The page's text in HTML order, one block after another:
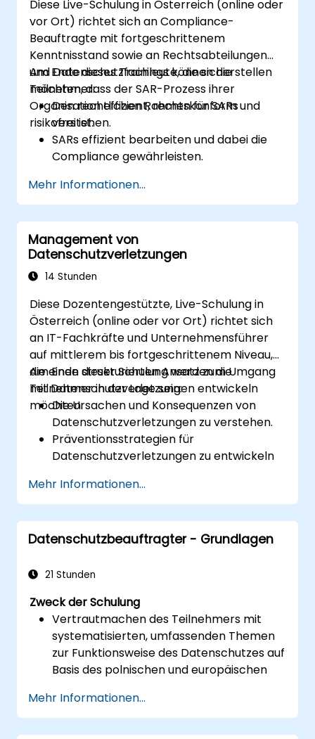
Diese Live-Schulung in Österreich (online oder
vor Ort) richtet sich an Compliance-
Beauftragte mit fortgeschrittenem
Kenntnisstand sowie an Rechtsabteilungen
und Datenschutzfachleute, die sicherstellen
möchten, dass der SAR-Prozess ihrer
Organisation effizient, rechtskonform und
risikofrei ist.
Am Ende dieses Trainings können die
Teilnehmer:
Den rechtlichen Rahmen für SARs
verstehen.
SARs effizient bearbeiten und dabei die
Compliance gewährleisten.
den Datenschutzgesetzen identifizieren.
Komplexe SAR-Szenarien, einschließlich
personenbezogener Daten Dritter,
handhaben.
Bewährte Methoden für die
Dokumentation und Beantwortung von
Mehr Informationen...
Management von
Datenschutzverletzungen
14 Stunden
Diese Dozentengestützte, Live-Schulung in
Österreich (online oder vor Ort) richtet sich
an IT-Fachkräfte und Unternehmensführer
auf mittlerem bis fortgeschrittenem Niveau,
die einen strukturierten Ansatz zum Umgang
mit Datenschutzverletzungen entwickeln
möchten.
Am Ende dieser Schulung werden die
Teilnehmer in der Lage sein:
Die Ursachen und Konsequenzen von
Datenschutzverletzungen zu verstehen.
Präventionsstrategien für
Datenschutzverletzungen zu entwickeln
Einen Incident-Response-Plan
aufzustellen, um Verletzungen
einzudämmen und abzumildern.
Sicher forensische Untersuchungen
Verletzungen zu bewerten.
Anforderungen für die Meldepflicht von
Verletzungen einzuhalten.
Sich von Datenschutzverletzungen zu
erholen und die Sicherheitslage zu
stärken.
Mehr Informationen...
Datenschutzbeauftragter - Grundlagen
21 Stunden
Zweck der Schulung
Vertrautmachen des Teilnehmers mit
systematisierten, umfassenden Themen
zur Funktionsweise des Datenschutzes auf
Basis des polnischen und europäischen
Vermittlung praxisorientierter Kenntnisse
über die neuen Regelungen zur
Mehr Informationen...